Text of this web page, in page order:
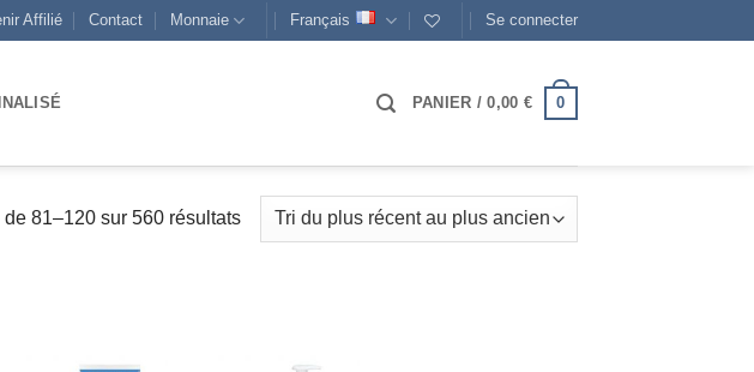
Affilié Contact Monnaie Français Se connecter
PANIER /0,00 € 0
81–120 sur 560 résultatsTrié
du